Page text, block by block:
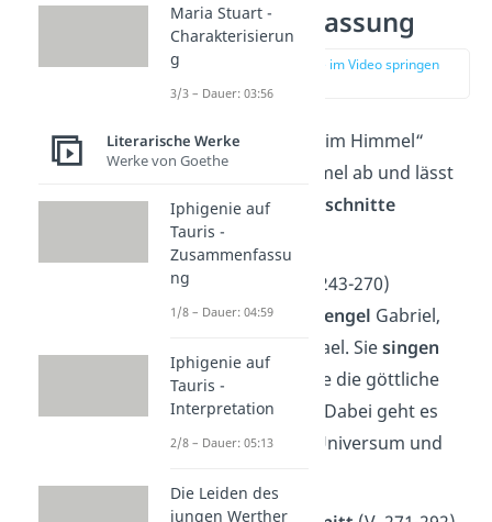
Zusammenfassung
zur Stelle im Video springen
Die Szene „Prolog im Himmel“
spielt sich im Himmel ab und lässt
sich indrei Sinnabschnitte
gliedern.
Im ersten Teil
(V. 243-270)
erscheinen die
Erzengel Gabriel,
Raphael und Michael. Siesingen
ein Lied
, in dem sie die göttliche
Schöpfungloben
. Dabei geht es
um die Erde, das Universum und
Maria Stuart -
Charakterisierun
g
3/3 – Dauer: 03:56
Literarische Werke
Werke von Goethe
Iphigenie auf
Tauris -
Zusammenfassu
ng
1/8 – Dauer: 04:59
Iphigenie auf
Tauris -
Interpretation
2/8 – Dauer: 05:13
Die Leiden des
jungen Werther